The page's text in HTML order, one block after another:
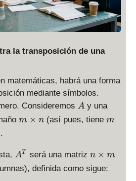
la transposición de una
matemáticas, habrá una forma
mediante símbolos.
Consideremos A
A y una
m
m
n
m × n (así pues, tienem
m
A
^
T
AT será una matriz n
\
ti
n × m
definida como sigue: